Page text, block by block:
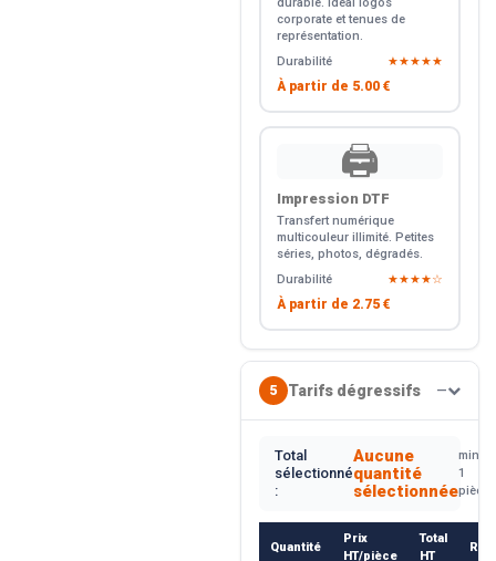
corporate et tenues de
représentation.
Durabilité
★★★★★
À partir de 5.00 €
🖨️
Impression DTF
Transfert numérique
multicouleur illimité. Petites
séries, photos, dégradés.
Durabilité
★★★★☆
À partir de 2.75 €
5 Tarifs dégressifs —
Total
sélectionné
:
Aucune
quantité
sélectionnée
min.
1
pièce
Quantité
Prix
HT/pièce
Total
HT